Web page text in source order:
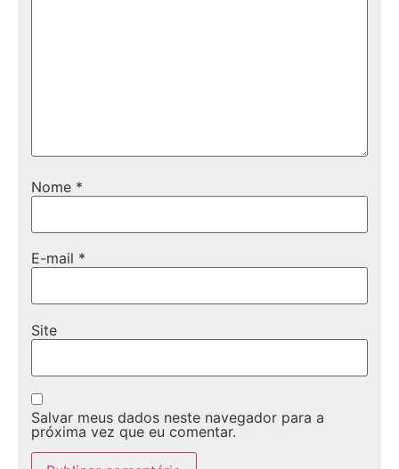
Nome *
E-mail *
Site
Salvar meus dados neste navegador para a
próxima vez que eu comentar.